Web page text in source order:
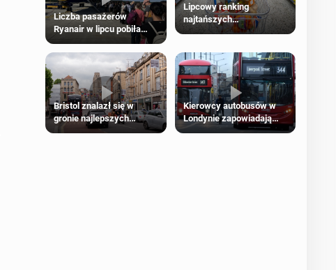
Liczba pasażerów
Ryanair w lipcu pobiła
rekord
Lipcowy ranking
najtańszych
supermarketów
Bristol znalazł się w
gronie najlepszych
kierunków podróży na
Kierowcy autobusów w
Londynie zapowiadają
strajki